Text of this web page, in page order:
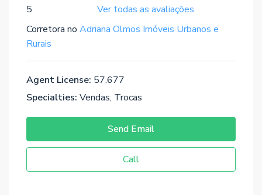
5
Ver todas as avaliações
Corretora no Adriana Olmos Imóveis Urbanos e
Rurais
Agent License: 57.677
Specialties: Vendas, Trocas
Send Email
Call